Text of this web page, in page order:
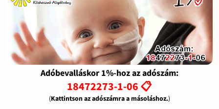
Adóbevalláskor 1%-hoz az adószám:
18472273-1-06 📋
(Kattintson az adószámra a másoláshoz.)